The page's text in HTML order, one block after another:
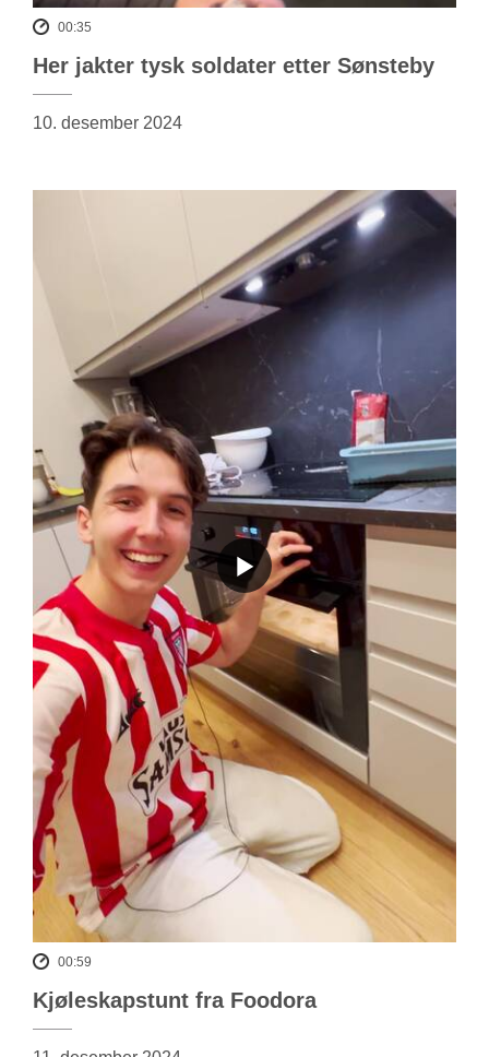
00:35
Her jakter tysk soldater etter Sønsteby
10. desember 2024
00:59
Kjøleskapstunt fra Foodora